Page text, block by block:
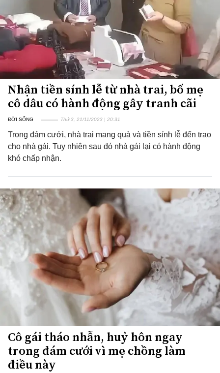
Nhận tiền sính lễ từ nhà trai, bố mẹ
cô dâu có hành động gây tranh cãi
ĐỜI SỐNG Thứ 3, 21/11/2023 | 20:31
Trong đám cưới, nhà trai mang quà và tiền sính lễ đến trao
cho nhà gái. Tuy nhiên sau đó nhà gái lại có hành động
khó chấp nhận.
Cô gái tháo nhẫn, huỷ hôn ngay
trong đám cưới vì mẹ chồng làm
điều này